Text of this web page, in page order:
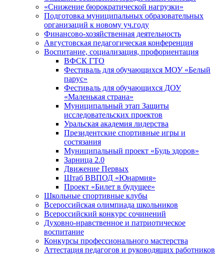
«Снижение бюрократической нагрузки»
Подготовка муниципальных образовательных
организаций к новому уч.году
Финансово-хозяйственная деятельность
Августовская педагогическая конференция
Воспитание, социализация, профориентация
ВФСК ГТО
Фестиваль для обучающихся МОУ «Белый
парус»
Фестиваль для обучающихся ДОУ
«Маленькая страна»
Муниципальный этап Защиты
исследовательских проектов
Уральская академия лидерства
Президентские спортивные игры и
состязания
Муниципальный проект «Будь здоров»
Зарница 2.0
Движение Первых
Штаб ВВПОД «Юнармия»
Проект «Билет в будущее»
Школьные спортивные клубы
Всероссийская олимпиада школьников
Всероссийский конкурс сочинений
Духовно-нравственное и патриотическое
воспитание
Конкурсы профессионального мастерства
Аттестация педагогов и руководящих работников